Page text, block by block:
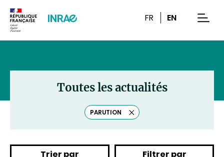
FR EN
Toutes les actualités
PARUTION
Effacer
Trier par Filtrer par